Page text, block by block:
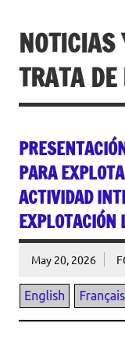
NOTICIAS
TRATA
PARA
ACTIVIDAD
EXPLOTACIÓN
May 20, 2026